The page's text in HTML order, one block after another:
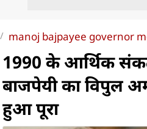
manoj bajpayee governor
1990 के आर्थिक संकट
बाजपेयी का विपुल
हुआ पूरा